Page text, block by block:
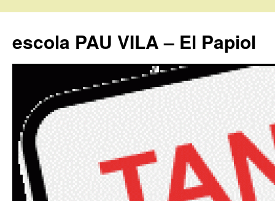
escola PAU VILA – El Papiol